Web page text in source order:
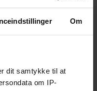
Om
dit samtykke til at
om IP-